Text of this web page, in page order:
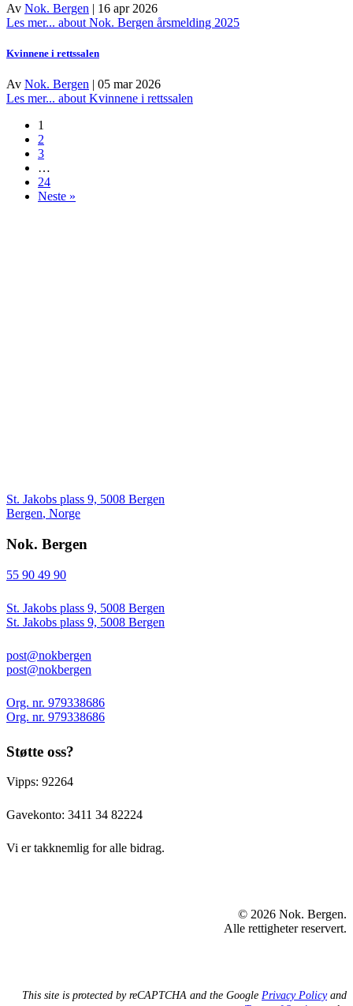
Av Nok. Bergen | 16 apr 2026
Les mer... about Nok. Bergen årsmelding 2025
Kvinnene i rettssalen
Av Nok. Bergen | 05 mar 2026
Les mer... about Kvinnene i rettssalen
1
2
3
…
24
Neste »
St. Jakobs plass 9, 5008 Bergen
Bergen, Norge
Nok. Bergen
55 90 49 90
St. Jakobs plass 9, 5008 Bergen
St. Jakobs plass 9, 5008 Bergen
post@nokbergen
post@nokbergen
Org. nr. 979338686
Org. nr. 979338686
Støtte oss?
Vipps: 92264
Gavekonto: 3411 34 82224
Vi er takknemlig for alle bidrag.
© 2026 Nok. Bergen.
Alle rettigheter reservert.
This site is protected by reCAPTCHA and the Google Privacy Policyand